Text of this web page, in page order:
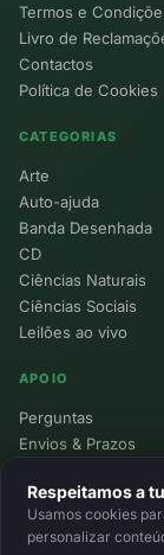
Termos e
Livro de
Contactos
Política de Cookies
CATEGORIAS
Arte
Auto-ajuda
Banda Desenhada
CD
Ciências Naturais
Ciências Sociais
Leilões ao vivo
APOIO
Perguntas
Envios & Prazos
Devoluções
Minha Conta
Respeitamos a
Usamos cookies
personalizar